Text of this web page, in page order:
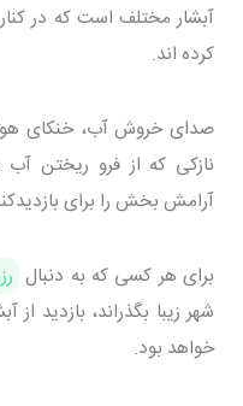
آبشار مختلف است که در
کرده اند.
صدای خروش آب، خنکای
نازکی که از فرو ریختن
آرامش بخش را برای
برای هر کسی که به دنبال
شهر زیبا بگذراند، بازدید
خواهد بود.